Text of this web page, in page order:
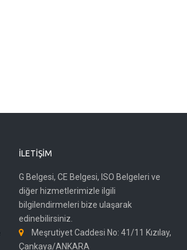
İLETIŞIM
G Belgesi, CE Belgesi, ISO Belgeleri ve
diğer hizmetlerimizle ilgili
bilgilendirmeleri bize ulaşarak
edinebilirsiniz.
Meşrutiyet Caddesi No: 41/11 Kızılay,
Çankaya/ANKARA